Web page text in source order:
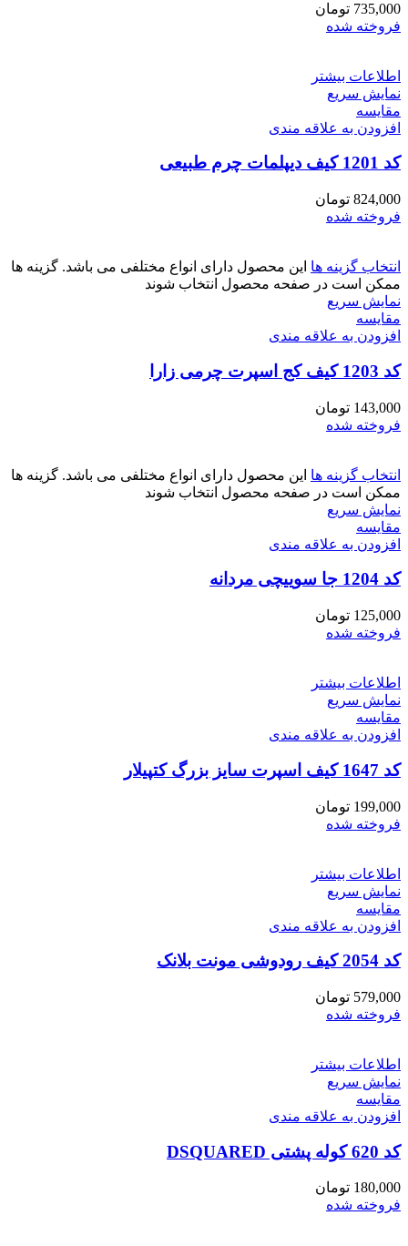
735,000 تومان
فروخته شده
اطلاعات بیشتر
نمایش سریع
مقايسه
افزودن به علاقه مندی
کد 1201 کیف دیپلمات چرم طبیعی
824,000 تومان
فروخته شده
انتخاب گزینه ها این محصول دارای انواع مختلفی می باشد. گزینه ها
ممکن است در صفحه محصول انتخاب شوند
نمایش سریع
مقايسه
افزودن به علاقه مندی
کد 1203 کیف کج اسپرت چرمی زارا
143,000 تومان
فروخته شده
انتخاب گزینه ها این محصول دارای انواع مختلفی می باشد. گزینه ها
ممکن است در صفحه محصول انتخاب شوند
نمایش سریع
مقايسه
افزودن به علاقه مندی
کد 1204 جا سوییچی مردانه
125,000 تومان
فروخته شده
اطلاعات بیشتر
نمایش سریع
مقايسه
افزودن به علاقه مندی
کد 1647 کیف اسپرت سایز بزرگ کتپیلار
199,000 تومان
فروخته شده
اطلاعات بیشتر
نمایش سریع
مقايسه
افزودن به علاقه مندی
کد 2054 کیف رودوشی مونت بلانک
579,000 تومان
فروخته شده
اطلاعات بیشتر
نمایش سریع
مقايسه
افزودن به علاقه مندی
کد 620 کوله پشتی DSQUARED
180,000 تومان
فروخته شده